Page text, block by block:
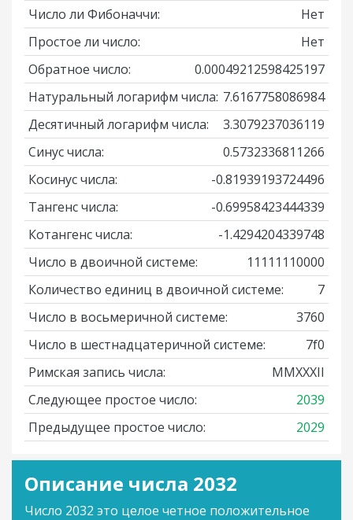
Число ли Фибоначчи:
Нет
Простое ли число:
Нет
Обратное число:
0.00049212598425197
Натуральный логарифм числа: 7.6167758086984
Десятичный логарифм числа:
3.3079237036119
Синус числа:
0.5732336811266
Косинус числа:
-0.81939193724496
Тангенс числа:
-0.69958423444339
Котангенс числа:
-1.4294204339748
Число в двоичной системе:
11111110000
Количество единиц в двоичной системе:
7
Число в восьмеричной системе:
3760
Число в шестнадцатеричной системе:
7f0
Римская запись числа:
MMXXXII
Следующее простое число:
2039
Предыдущее простое число:
2029
Описание числа 2032
Число 2032 это целое четное положительное